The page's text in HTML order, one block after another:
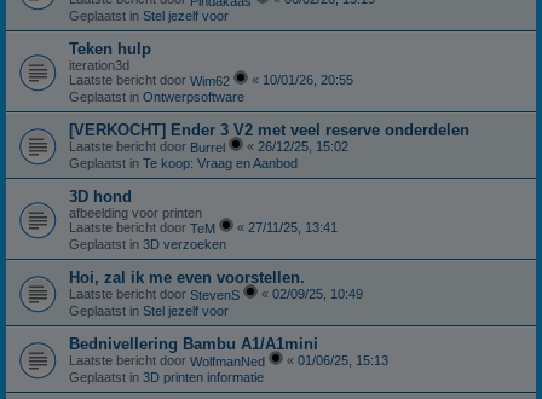
Geplaatst in Stel jezelf voor
Teken hulp
iteration3d
Laatste bericht door Wim62 « 10/01/26, 20:55
Geplaatst in Ontwerpsoftware
[VERKOCHT] Ender 3 V2 met veel reserve onderdelen
Laatste bericht door Burrel « 26/12/25, 15:02
Geplaatst in Te koop: Vraag en Aanbod
3D hond
afbeelding voor printen
Laatste bericht door TeM « 27/11/25, 13:41
Geplaatst in 3D verzoeken
Hoi, zal ik me even voorstellen.
Laatste bericht door StevenS « 02/09/25, 10:49
Geplaatst in Stel jezelf voor
Bednivellering Bambu A1/A1mini
Laatste bericht door WolfmanNed « 01/06/25, 15:13
Geplaatst in 3D printen informatie